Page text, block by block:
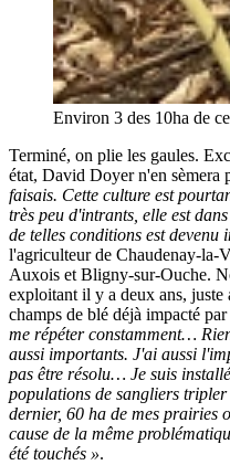
Environ 3 des 10ha de
Terminé, on plie les gaules.
état, David Doyer n'en sèmera
faisais. Cette culture est
très peu d'intrants, elle est
de telles conditions est devenu
l'agriculteur de Chaudenay-la-
Auxois et Bligny-sur-Ouche.
exploitant il y a deux ans, juste
champs de blé déjà impacté
me répéter constamment…
aussi importants. J'ai aussi
pas être résolu… Je suis
populations de sangliers
dernier, 60 ha de mes prairies
cause de la même
été touchés ».